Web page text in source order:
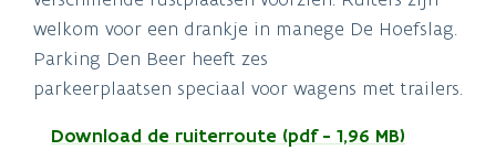
welkom voor een drankje in manege De Hoefslag.
Parking Den Beer heeft zes
parkeerplaatsen speciaal voor wagens met trailers.
Download de ruiterroute (pdf - 1,96 MB)